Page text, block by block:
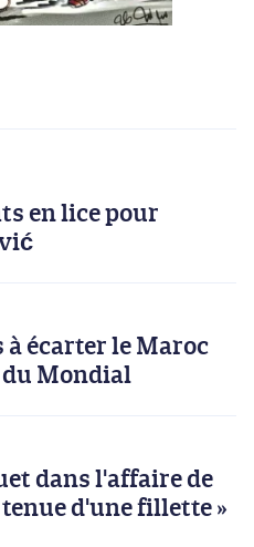
en lice pour
écarter le Maroc
Mondial
dans l'affaire de
d'une fillette »